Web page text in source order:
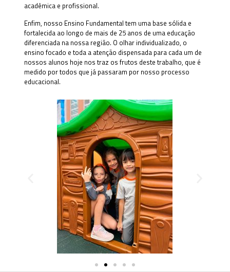
acadêmica e profissional.
Enfim, nosso Ensino Fundamental tem uma base sólida e
fortalecida ao longo de mais de 25 anos de uma educação
diferenciada na nossa região. O olhar individualizado, o
ensino focado e toda a atenção dispensada para cada um de
nossos alunos hoje nos traz os frutos deste trabalho, que é
medido por todos que já passaram por nosso processo
educacional.